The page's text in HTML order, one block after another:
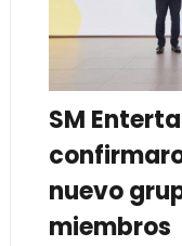
SM
nuevo
miembros